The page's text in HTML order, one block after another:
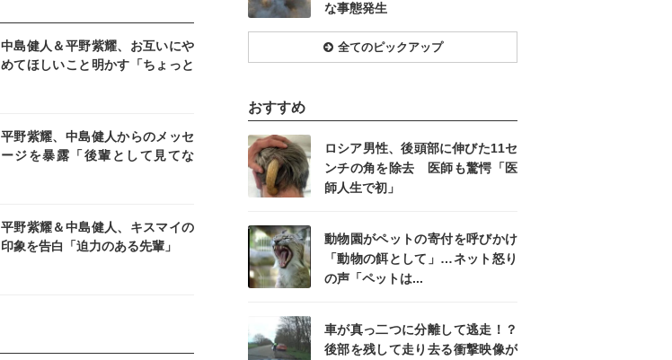
中島健人＆平野紫耀、お互いにや
めてほしいこと明かす「ちょっと
平野紫耀、中島健人からのメッセ
ージを暴露「後輩として見てな
平野紫耀＆中島健人、キスマイの
印象を告白「迫力のある先輩」
な事態発生
全てのピックアップ
おすすめ
ロシア男性、後頭部に伸びた11セ
ンチの角を除去 医師も驚愕「医
師人生で初」
記事を読む
動物園がペットの寄付を呼びかけ
「動物の餌として」…ネット怒り
の声「ペットは...
記事を読む
車が真っ二つに分離して逃走！？
後部を残して走り去る衝撃映像が